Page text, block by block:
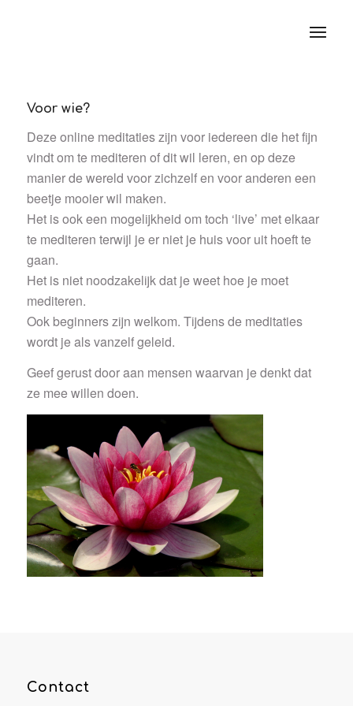
Voor wie?
Deze online meditaties zijn voor iedereen die het fijn
vindt om te mediteren of dit wil leren, en op deze
manier de wereld voor zichzelf en voor anderen een
beetje mooier wil maken.
Het is ook een mogelijkheid om toch ‘live’ met elkaar
te mediteren terwijl je er niet je huis voor uit hoeft te
gaan.
Het is niet noodzakelijk dat je weet hoe je moet
mediteren.
Ook beginners zijn welkom. Tijdens de meditaties
wordt je als vanzelf geleid.
Geef gerust door aan mensen waarvan je denkt dat
ze mee willen doen.
Contact